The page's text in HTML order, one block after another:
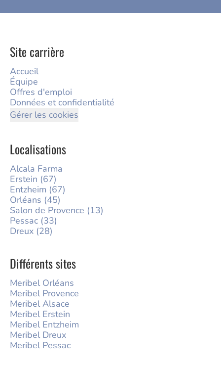
Site carrière
Accueil
Équipe
Offres d'emploi
Données et confidentialité
Gérer les cookies
Localisations
Alcala Farma
Erstein (67)
Entzheim (67)
Orléans (45)
Salon de Provence (13)
Pessac (33)
Dreux (28)
Différents sites
Meribel Orléans
Meribel Provence
Meribel Alsace
Meribel Erstein
Meribel Entzheim
Meribel Dreux
Meribel Pessac